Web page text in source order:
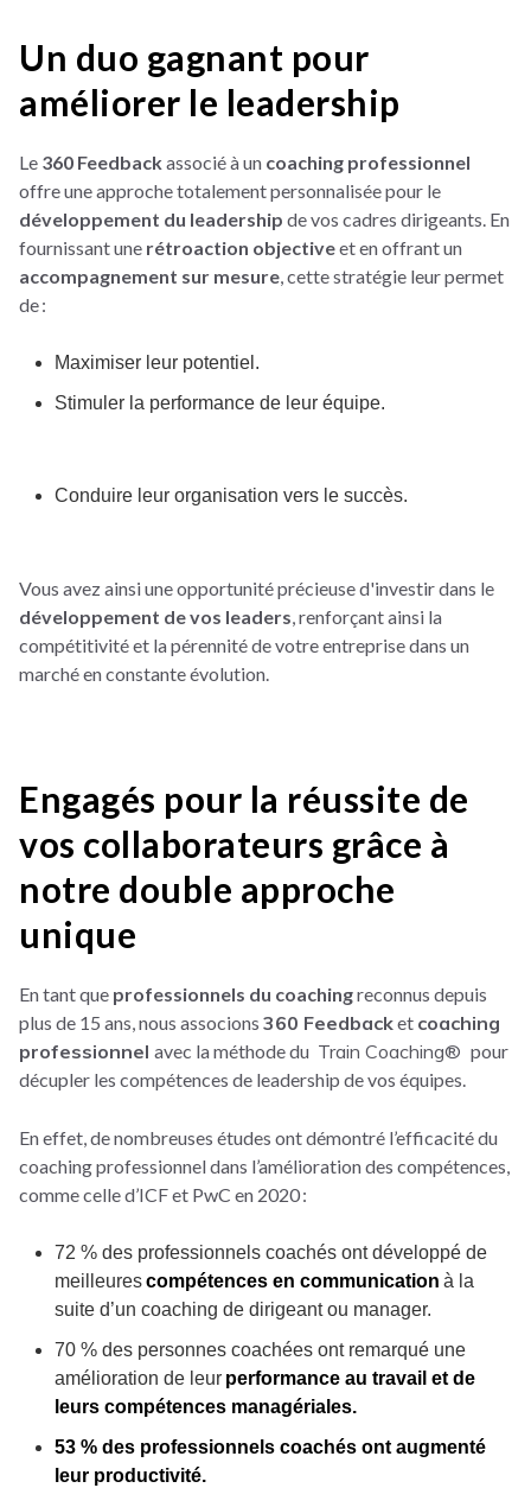
Un duo gagnant pour
améliorer le leadership
Le 360 Feedbackassocié à un coaching professionnel
offre une approche totalement personnalisée pour le
développement du leadership de vos cadres dirigeants. En
fournissant une rétroaction objectiveet en offrant un
accompagnement sur mesure, cette stratégie leur permet
de :
Maximiser leur potentiel.
Stimuler la performance de leur équipe.
Conduire leur organisation vers le succès.
Vous avez ainsi une opportunité précieuse d'investir dans le
développement de vos leaders, renforçant ainsi la
compétitivité et la pérennité de votre entreprise dans un
marché en constante évolution.
Engagés pour la réussite de
vos collaborateurs grâce à
notre double approche
unique
En tant que professionnels du coachingreconnus depuis
plus de 15 ans, nous associons 360 Feedbacket coaching
professionnel avec la méthode du Train Coaching® pour
décupler les compétences de leadership de vos équipes.
En effet, de nombreuses études ont démontré l’efficacité du
coaching professionnel dans l’amélioration des compétences,
comme celle d’ICF et PwC en 2020 :
72 % des professionnels coachés ont développé de
meilleurescompétences en communication à la
suite d’un coaching de dirigeant ou manager.
70 % des personnes coachées ont remarqué une
amélioration de leur performance au travail et de
leurs compétences managériales.
53 % des professionnels coachés ont augmenté
leur productivité.